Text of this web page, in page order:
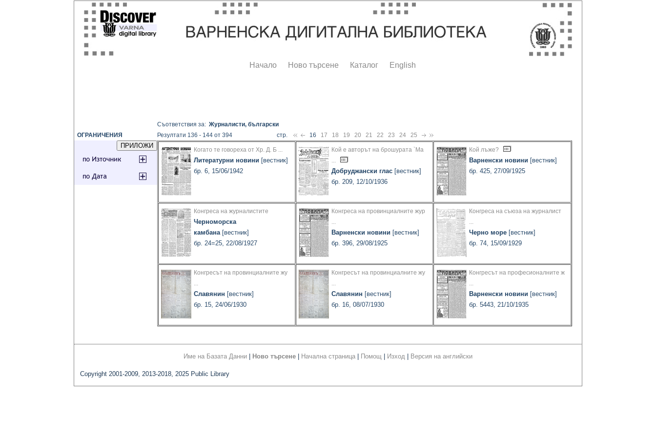
Начало Ново търсене Каталог English
ОГРАНИЧЕНИЯ
Съответствия за: Журналисти, български
Резултати 136 - 144 от 394
стр. 16 17 18 19 20 21 22 23 24 25
Когато те говореха от Хр. Д. Б ...
Литературни новини [вестник]
бр. 6, 15/06/1942
Кой е авторът на брошурата `Ma
...
Добруджански глас [вестник]
бр. 209, 12/10/1936
Кой лъже?
Варненски новини [вестник]
бр. 425, 27/09/1925
Конгреса на журналистите
Черноморска
камбана[вестник]
бр. 24=25, 22/08/1927
Конгреса на провинциалните жур
...
Варненски новини [вестник]
бр. 396, 29/08/1925
Конгреса на съюза на журналист
...
Черно море [вестник]
бр. 74, 15/09/1929
Конгресът на провинциалните жу
...
Славянин [вестник]
бр. 15, 24/06/1930
Конгресът на провинциалните жу
...
Славянин [вестник]
бр. 16, 08/07/1930
Конгресът на професионалните ж
...
Варненски новини [вестник]
бр. 5443, 21/10/1935
Име на Базата Данни Ново търсене Начална страница Помощ Изход Версия на английски
Copyright 2001-2009, 2013-2018, 2025 Public Library